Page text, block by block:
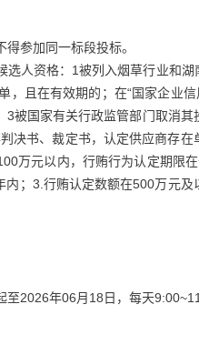
参加同一标段投标。
人资格：1被列入烟草行业和湖
，且在有效期的；在“国家企业
被国家有关行政监管部门取消
决书、裁定书，认定供应商存在
万元以内，行贿行为认定期限
；3.行贿认定数额在500万元及
2026年06月18日，每天